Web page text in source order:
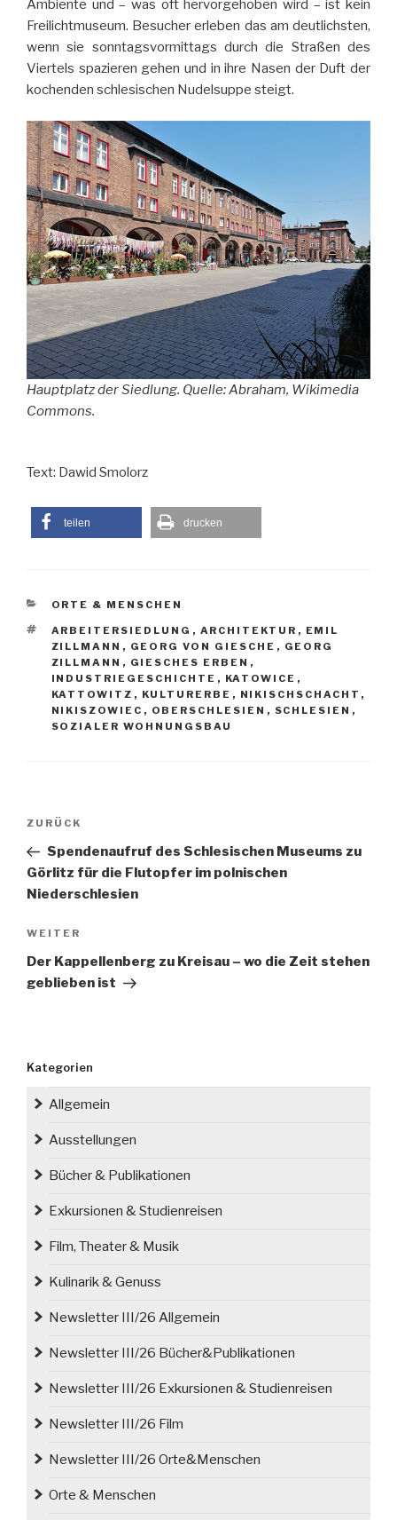
Ambiente und – was oft hervorgehoben wird – ist kein
Freilichtmuseum. Besucher erleben das am deutlichsten,
wenn sie sonntagsvormittags durch die Straßen des
Viertels spazieren gehen und in ihre Nasen der Duft der
kochenden schlesischen Nudelsuppe steigt.
Hauptplatz der Siedlung. Quelle: Abraham, Wikimedia
Commons.
Text: Dawid Smolorz
teilen drucken
KATEGORIEN
ORTE & MENSCHEN
SCHLAGWÖRTER
ARBEITERSIEDLUNG , ARCHITEKTUR , EMIL
ZILLMANN , GEORG VON GIESCHE , GEORG
ZILLMANN , GIESCHES ERBEN ,
INDUSTRIEGESCHICHTE , KATOWICE ,
KATTOWITZ , KULTURERBE , NIKISCHSCHACHT ,
NIKISZOWIEC , OBERSCHLESIEN , SCHLESIEN ,
SOZIALER WOHNUNGSBAU
Beitragsnavigation
Vorheriger
Beitrag
ZURÜCK
Spendenaufruf des Schlesischen Museums zu
Görlitz für die Flutopfer im polnischen
Niederschlesien
Nächster
Beitrag
WEITER
Der Kappellenberg zu Kreisau – wo die Zeit stehen
geblieben ist
Kategorien
Allgemein
Ausstellungen
Bücher & Publikationen
Exkursionen & Studienreisen
Film, Theater & Musik
Kulinarik & Genuss
Newsletter III/26 Allgemein
Newsletter III/26 Bücher&Publikationen
Newsletter III/26 Exkursionen & Studienreisen
Newsletter III/26 Film
Newsletter III/26 Orte&Menschen
Orte & Menschen